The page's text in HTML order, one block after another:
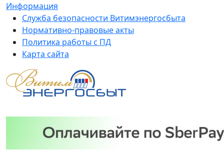
Информация
Служба безопасности Витимэнергосбыта
Нормативно-правовые акты
Политика работы с ПД
Карта сайта